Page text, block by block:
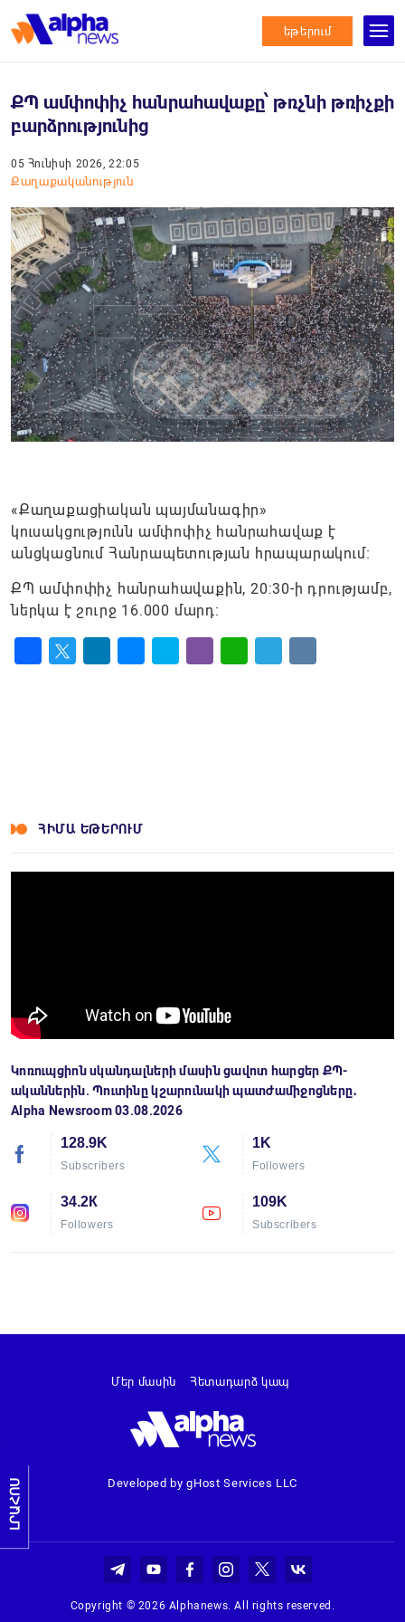
եթերում
ՔՊ ամփոփիչ հանրահավաքը՝ թռչնի թռիչքի
բարձրությունից
05 Հունիսի 2026, 22:05
Քաղաքականություն
«Քաղաքացիական պայմանագիր»
կուսակցությունն ամփոփիչ հանրահավաք է
անցկացնում Հանրապետության հրապարակում։
ՔՊ ամփոփիչ հանրահավաքին, 20:30-ի դրությամբ,
ներկա է շուրջ 16.000 մարդ։
ՀԻՄԱ ԵԹԵՐՈՒՄ
Կոռուպցիոն սկանդալների մասին ցավոտ հարցեր ՔՊ-
ականներին. Պուտինը կշարունակի պատժամիջոցները․
Alpha Newsroom 03.08.2026
128.9K
Subscribers
1K
Followers
34.2К
Followers
109K
Subscribers
ԼՐԱՀՈՍ Developed by gHost Services LLC
Մեր մասին Հետադարձ կապ
Copyright © 2026 Alphanews. All rights reserved.